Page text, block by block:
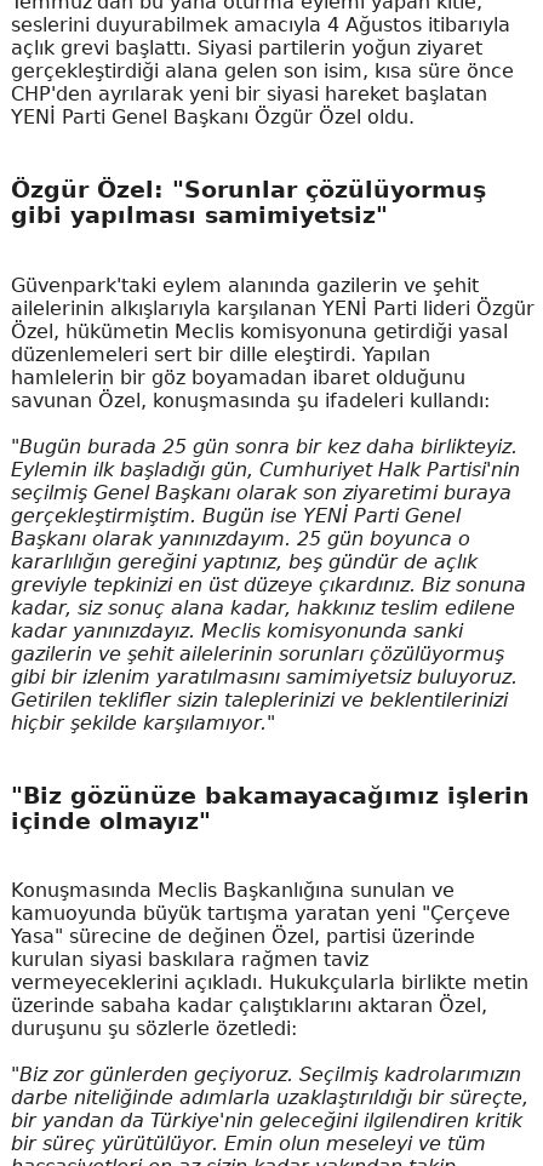
seslerini duyurabilmek amacıyla 4 Ağustos itibarıyla
açlık grevi başlattı. Siyasi partilerin yoğun ziyaret
gerçekleştirdiği alana gelen son isim, kısa süre önce
CHP'den ayrılarak yeni bir siyasi hareket başlatan
YENİ Parti Genel Başkanı Özgür Özel oldu.
Özgür Özel: "Sorunlar çözülüyormuş
gibi yapılması samimiyetsiz"
Güvenpark'taki eylem alanında gazilerin ve şehit
ailelerinin alkışlarıyla karşılanan YENİ Parti lideri Özgür
Özel, hükümetin Meclis komisyonuna getirdiği yasal
düzenlemeleri sert bir dille eleştirdi. Yapılan
hamlelerin bir göz boyamadan ibaret olduğunu
savunan Özel, konuşmasında şu ifadeleri kullandı:
"Bugün burada 25 gün sonra bir kez daha birlikteyiz.
Eylemin ilk başladığı gün, Cumhuriyet Halk Partisi'nin
seçilmiş Genel Başkanı olarak son ziyaretimi buraya
gerçekleştirmiştim. Bugün ise YENİ Parti Genel
Başkanı olarak yanınızdayım. 25 gün boyunca o
kararlılığın gereğini yaptınız, beş gündür de açlık
greviyle tepkinizi en üst düzeye çıkardınız. Biz sonuna
kadar, siz sonuç alana kadar, hakkınız teslim edilene
kadar yanınızdayız. Meclis komisyonunda sanki
gazilerin ve şehit ailelerinin sorunları çözülüyormuş
gibi bir izlenim yaratılmasını samimiyetsiz buluyoruz.
Getirilen teklifler sizin taleplerinizi ve beklentilerinizi
hiçbir şekilde karşılamıyor."
"Biz gözünüze bakamayacağımız işlerin
içinde olmayız"
Konuşmasında Meclis Başkanlığına sunulan ve
kamuoyunda büyük tartışma yaratan yeni "Çerçeve
Yasa" sürecine de değinen Özel, partisi üzerinde
kurulan siyasi baskılara rağmen taviz
vermeyeceklerini açıkladı. Hukukçularla birlikte metin
üzerinde sabaha kadar çalıştıklarını aktaran Özel,
duruşunu şu sözlerle özetledi:
"Biz zor günlerden geçiyoruz. Seçilmiş kadrolarımızın
darbe niteliğinde adımlarla uzaklaştırıldığı bir süreçte,
bir yandan da Türkiye'nin geleceğini ilgilendiren kritik
bir süreç yürütülüyor. Emin olun meseleyi ve tüm